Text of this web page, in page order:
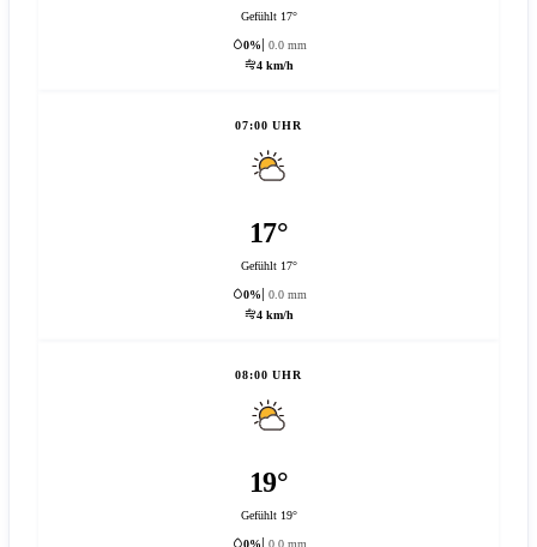
Gefühlt 17°
0%
0.0 mm
4 km/h
07:00 UHR
17°
Gefühlt 17°
0%
0.0 mm
4 km/h
08:00 UHR
19°
Gefühlt 19°
0%
0.0 mm